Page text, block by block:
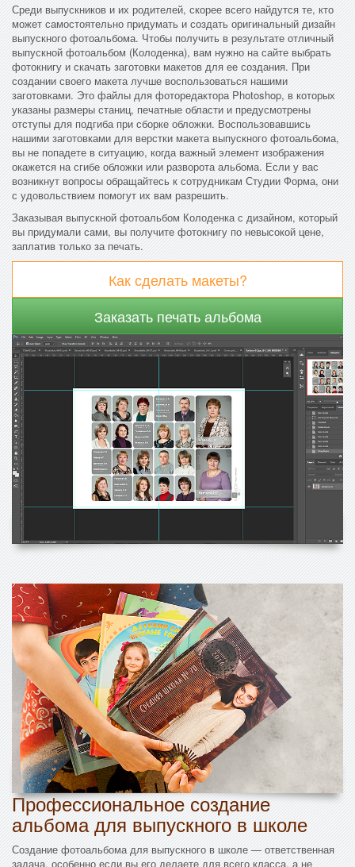
Среди выпускников и их родителей, скорее всего найдутся те, кто
может самостоятельно придумать и создать оригинальный дизайн
выпускного фотоальбома. Чтобы получить в результате отличный
выпускной фотоальбом (Колоденка), вам нужно на сайте выбрать
фотокнигу и скачать заготовки макетов для ее создания. При
создании своего макета лучше воспользоваться нашими
заготовками. Это файлы для фоторедактора Photoshop, в которых
указаны размеры станиц, печатные области и предусмотрены
отступы для подгиба при сборке обложки. Воспользовавшись
нашими заготовками для верстки макета выпускного фотоальбома,
вы не попадете в ситуацию, когда важный элемент изображения
окажется на сгибе обложки или разворота альбома. Если у вас
возникнут вопросы обращайтесь к сотрудникам Студии Форма, они
с удовольствием помогут их вам разрешить.
Заказывая выпускной фотоальбом Колоденка с дизайном, который
вы придумали сами, вы получите фотокнигу по невысокой цене,
заплатив только за печать.
Как сделать макеты?
Заказать печать альбома
Профессиональное создание
альбома для выпускного в школе
Создание фотоальбома для выпускного в школе — ответственная
задача, особенно если вы его делаете для всего класса, а не